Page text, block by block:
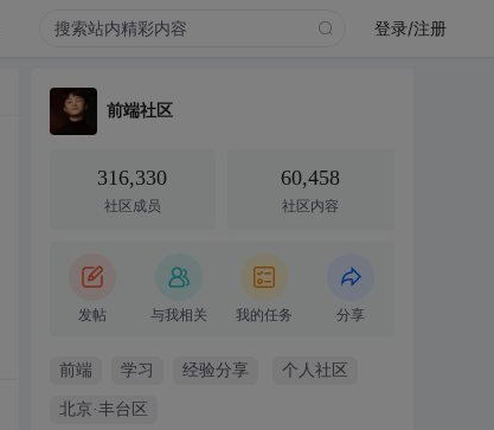
登录/注册
前端社区
316,330
社区成员
60,458
社区内容
发帖 与我相关 我的任务 分享
前端 学习 经验分享 个人社区
北京·丰台区